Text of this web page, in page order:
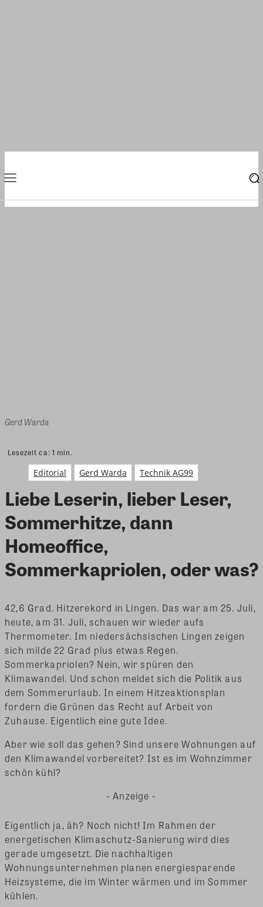
Gerd Warda
Lesezeit ca: 1 min.
Editorial Gerd Warda Technik AG99
Liebe Leserin, lieber Leser,
Sommerhitze, dann
Homeoffice,
Sommerkapriolen, oder was?
42,6 Grad. Hitzerekord in Lingen. Das war am 25. Juli,
heute, am 31. Juli, schauen wir wieder aufs
Thermometer. Im niedersächsischen Lingen zeigen
sich milde 22 Grad plus etwas Regen.
Sommerkapriolen? Nein, wir spüren den
Klimawandel. Und schon meldet sich die Politik aus
dem Sommerurlaub. In einem Hitzeaktionsplan
fordern die Grünen das Recht auf Arbeit von
Zuhause. Eigentlich eine gute Idee.
Aber wie soll das gehen? Sind unsere Wohnungen auf
den Klimawandel vorbereitet? Ist es im Wohnzimmer
schön kühl?
- Anzeige -
Eigentlich ja, äh? Noch nicht! Im Rahmen der
energetischen Klimaschutz-Sanierung wird dies
gerade umgesetzt. Die nachhaltigen
Wohnungsunternehmen planen energiesparende
Heizsysteme, die im Winter wärmen und im Sommer
kühlen.